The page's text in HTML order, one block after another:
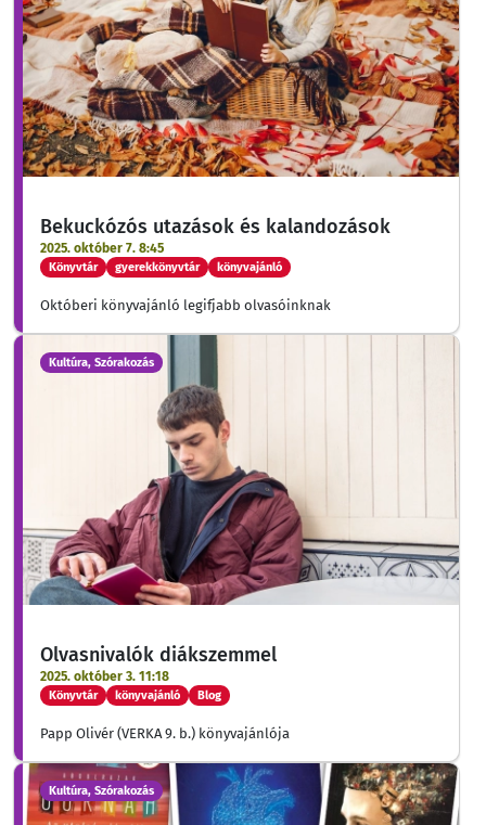
Bekuckózós utazások és kalandozások
2025. október 7. 8:45
Könyvtár gyerekkönyvtár könyvajánló
Októberi könyvajánló legifjabb olvasóinknak
Kultúra, Szórakozás
Olvasnivalók diákszemmel
2025. október 3. 11:18
Könyvtár könyvajánló Blog
Papp Olivér (VERKA 9. b.) könyvajánlója
Kultúra, Szórakozás